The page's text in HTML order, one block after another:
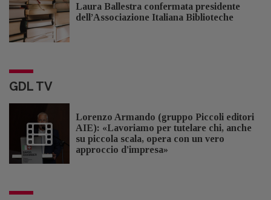
Laura Ballestra confermata presidente
dell’Associazione Italiana Biblioteche
GDL TV
Lorenzo Armando (gruppo Piccoli editori
AIE): «Lavoriamo per tutelare chi, anche
su piccola scala, opera con un vero
approccio d'impresa»